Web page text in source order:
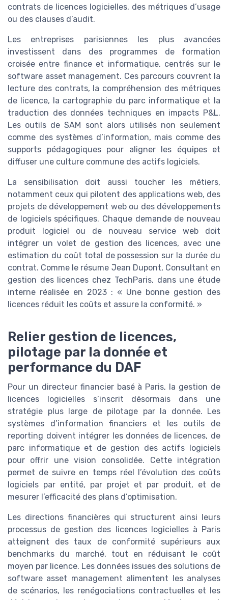
contrats de licences logicielles, des métriques d’usage
ou des clauses d’audit.
Les entreprises parisiennes les plus avancées
investissent dans des programmes de formation
croisée entre finance et informatique, centrés sur le
software asset management. Ces parcours couvrent la
lecture des contrats, la compréhension des métriques
de licence, la cartographie du parc informatique et la
traduction des données techniques en impacts P&L.
Les outils de SAM sont alors utilisés non seulement
comme des systèmes d’information, mais comme des
supports pédagogiques pour aligner les équipes et
diffuser une culture commune des actifs logiciels.
La sensibilisation doit aussi toucher les métiers,
notamment ceux qui pilotent des applications web, des
projets de développement web ou des développements
de logiciels spécifiques. Chaque demande de nouveau
produit logiciel ou de nouveau service web doit
intégrer un volet de gestion des licences, avec une
estimation du coût total de possession sur la durée du
contrat. Comme le résume Jean Dupont, Consultant en
gestion des licences chez TechParis, dans une étude
interne réalisée en 2023 : « Une bonne gestion des
licences réduit les coûts et assure la conformité. »
Relier gestion de licences,
pilotage par la donnée et
performance du DAF
Pour un directeur financier basé à Paris, la gestion de
licences logicielles s’inscrit désormais dans une
stratégie plus large de pilotage par la donnée. Les
systèmes d’information financiers et les outils de
reporting doivent intégrer les données de licences, de
parc informatique et de gestion des actifs logiciels
pour offrir une vision consolidée. Cette intégration
permet de suivre en temps réel l’évolution des coûts
logiciels par entité, par projet et par produit, et de
mesurer l’efficacité des plans d’optimisation.
Les directions financières qui structurent ainsi leurs
processus de gestion des licences logicielles à Paris
atteignent des taux de conformité supérieurs aux
benchmarks du marché, tout en réduisant le coût
moyen par licence. Les données issues des solutions de
software asset management alimentent les analyses
de scénarios, les renégociations contractuelles et les